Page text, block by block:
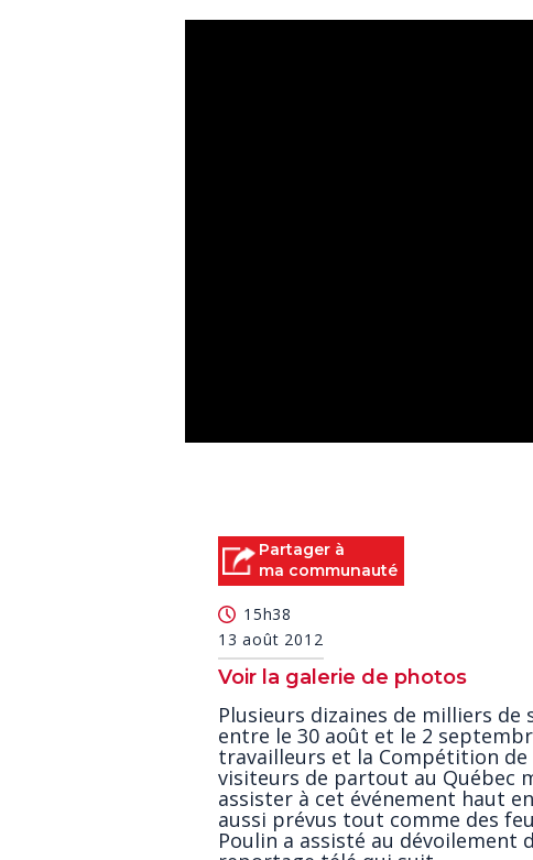
90%
Partager à
ma communauté
15h38
13 août 2012
Voir la galerie de photos
Plusieurs dizaines de milliers
entre le 30 août et le 2
travailleurs et la Compétition de
visiteurs de partout au Québec
assister à cet événement haut
aussi prévus tout comme des
Poulin a assisté au